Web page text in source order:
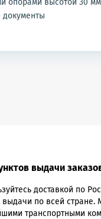
опорами высотой 30
документы
выдачи
доставкой по
выдачи по всей стране.
транспортными